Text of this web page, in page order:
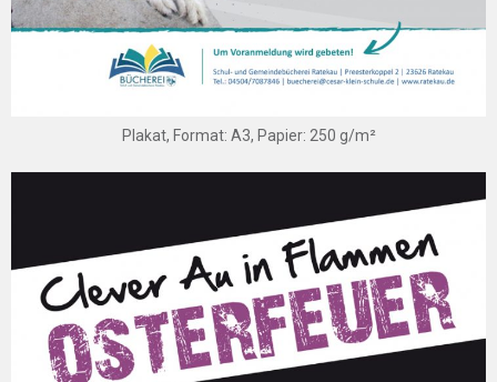
Plakat, Format: A3, Papier: 250 g/m²